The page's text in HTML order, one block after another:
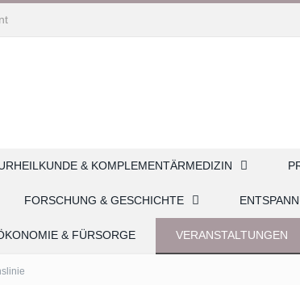
& KOMPLEMENTÄRMEDIZIN
FORSCHUNG & GESCHICHTE
& FÜRSORGE VERANSTALTUNGEN